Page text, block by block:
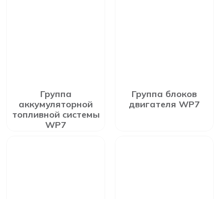
Группа
аккумуляторной
топливной системы
WP7
Группа блоков
двигателя WP7